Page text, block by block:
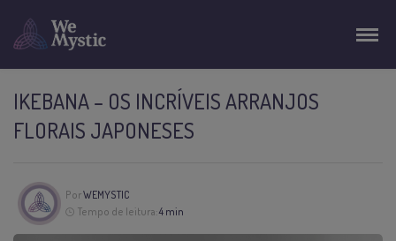
IKEBANA – OS INCRÍVEIS ARRANJOS
FLORAIS JAPONESES
PorWEMYSTIC
Tempo de leitura:4 min